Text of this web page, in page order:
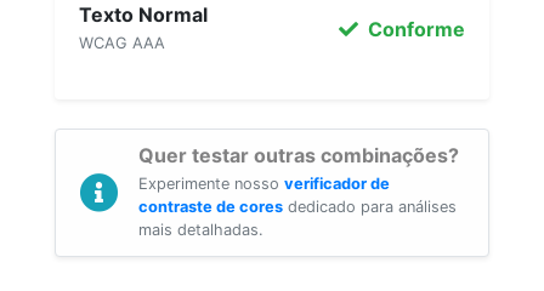
Texto Normal
WCAG AAA
Conforme
Quer testar outras combinações?
Experimente nosso verificador de
contraste de cores dedicado para análises
mais detalhadas.